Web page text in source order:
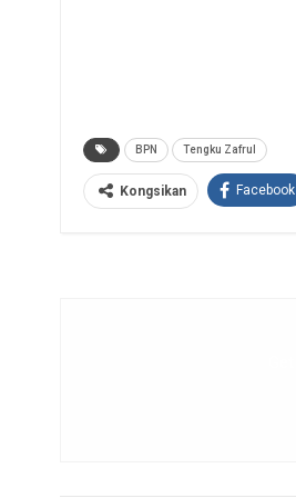
BPN Tengku Zafrul
Kongsikan Facebook